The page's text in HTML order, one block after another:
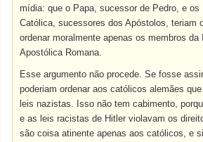
mídia: que o Papa, sucessor de Pedro, e os
Católica, sucessores dos Apóstolos, teriam
ordenar moralmente apenas os membros da
Apostólica Romana.
Esse argumento não procede. Se fosse
poderiam ordenar aos católicos alemães
leis nazistas. Isso não tem cabimento,
e as leis racistas de Hitler violavam os
são coisa atinente apenas aos católicos, e